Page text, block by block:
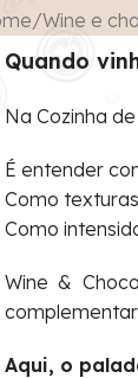
Wine e
Quando
Na Cozinha
É entender
Como
Como
Wine &
Aqui, o